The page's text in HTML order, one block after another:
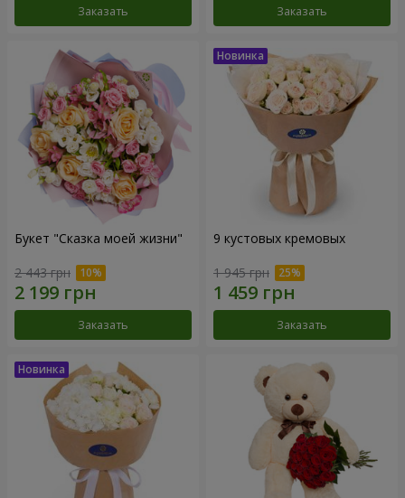
Заказать Заказать
Букет "Сказка моей жизни"
2 443 грн
Заказать
9 кустовых кремовых
1 945 грн
Заказать